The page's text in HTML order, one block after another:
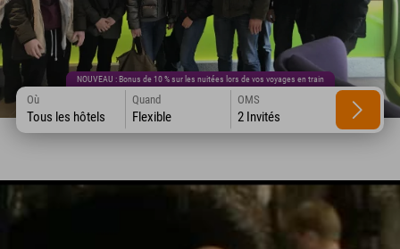
NOUVEAU : Bonus de 10 % sur les nuitées lors de vos voyages en train
Où
Tous les hôtels
Quand
Flexible
OMS
2 Invités